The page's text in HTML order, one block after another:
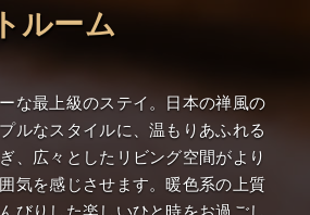
ルーム
な最上級のステイ。日本の禅風の
ルなスタイルに、温もりあふれる
、広々としたリビング空間がより
気を感じさせます。暖色系の上質
びりした楽しいひと時をお過ごし